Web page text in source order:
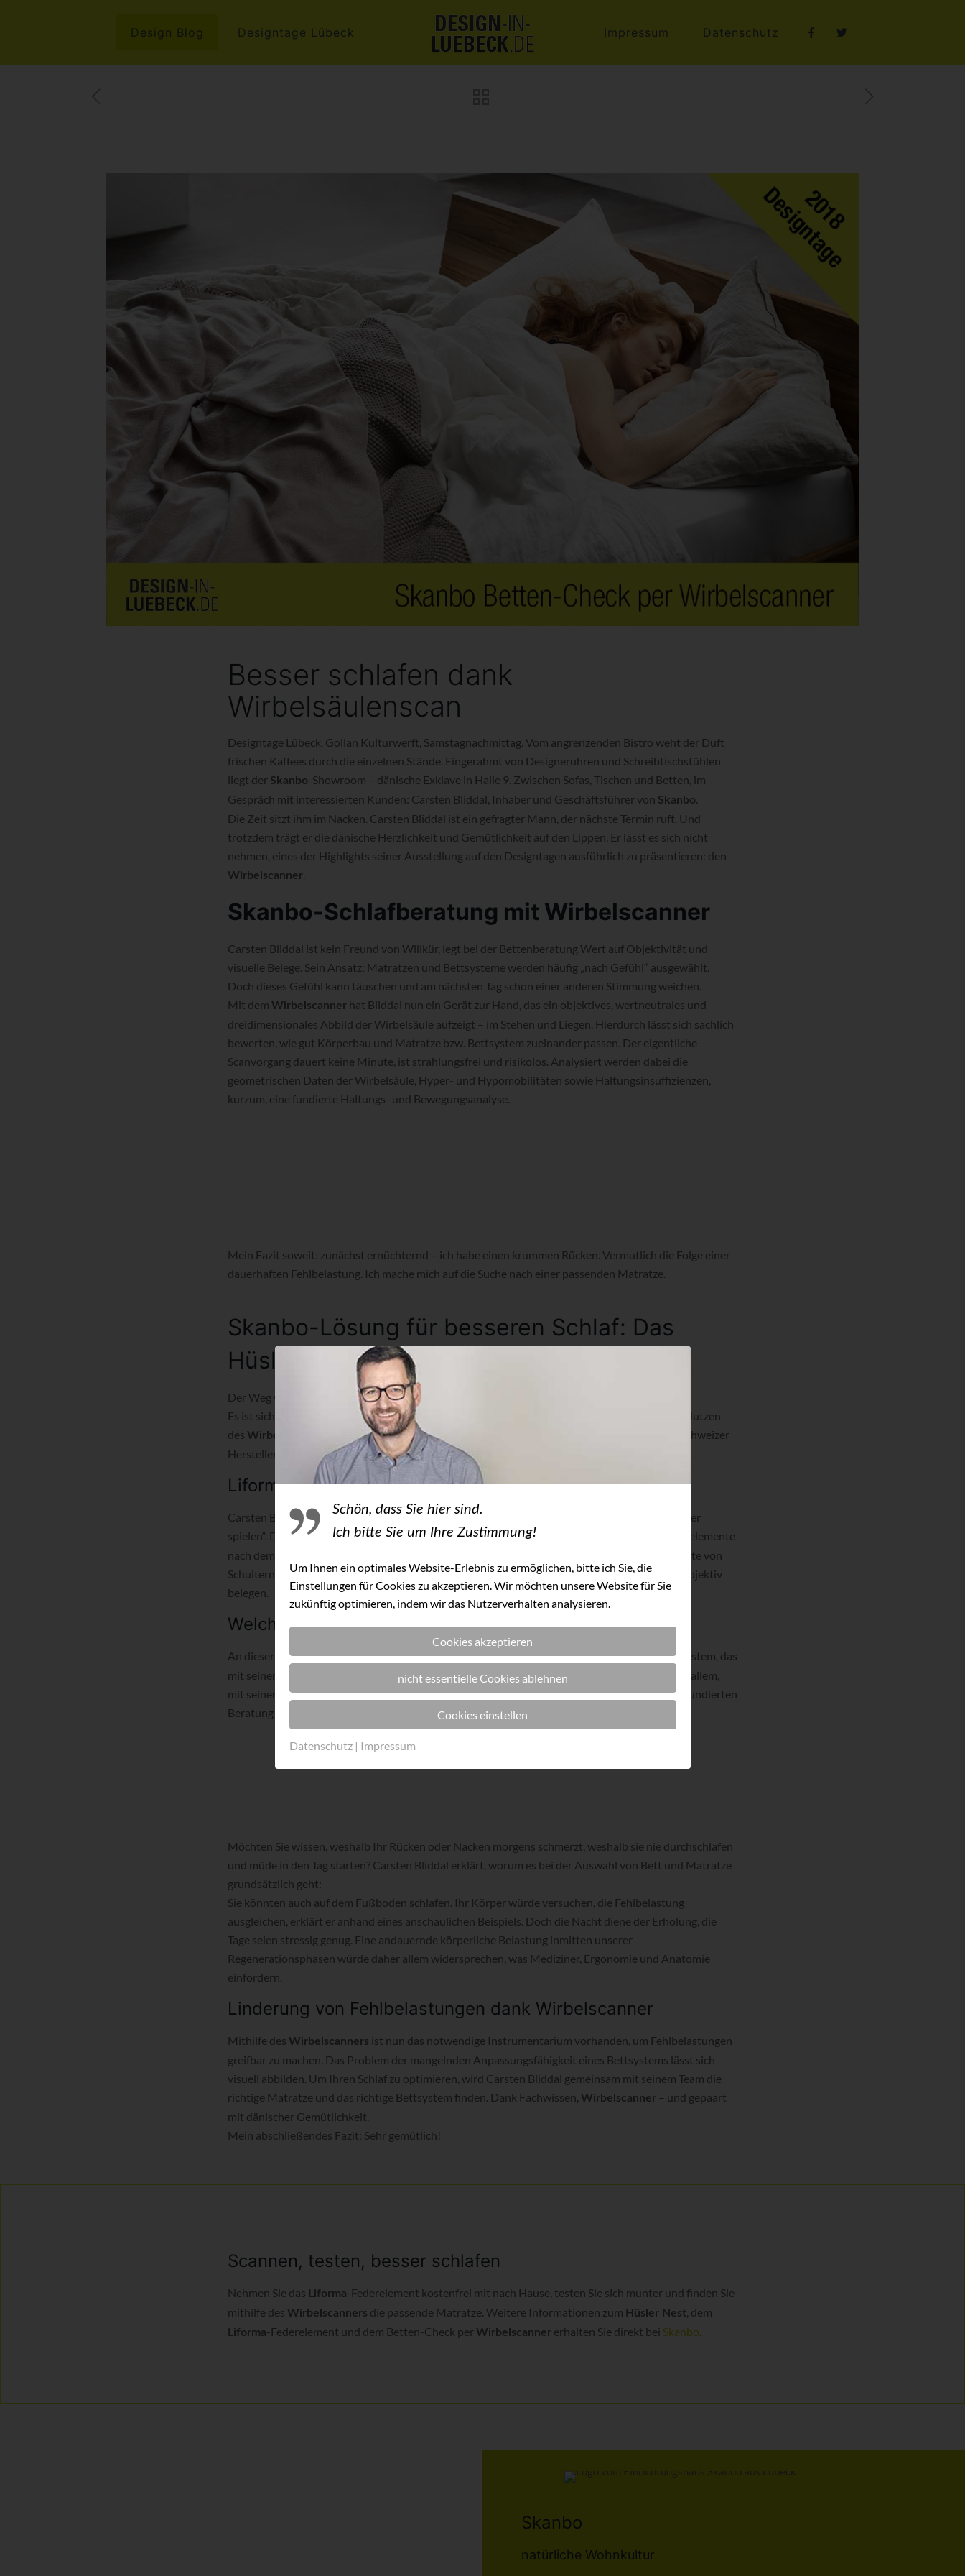
Design Blog Designtage Lübeck Impressum Datenschutz
Besser schlafen dank
Wirbelsäulenscan
Designtage Lübeck, Gollan Kulturwerft, Samstagnachmittag. Vom angrenzenden Bistro weht der Duft
frischen Kaffees durch die einzelnen Stände. Eingerahmt von Designeruhren und Schreibtischstühlen
liegt der Skanbo-Showroom – dänische Exklave in Halle 9. Zwischen Sofas, Tischen und Betten, im
Gespräch mit interessierten Kunden: Carsten Bliddal, Inhaber und Geschäftsführer von Skanbo.
Die Zeit sitzt ihm im Nacken. Carsten Bliddal ist ein gefragter Mann, der nächste Termin ruft. Und
trotzdem trägt er die dänische Herzlichkeit und Gemütlichkeit auf den Lippen. Er lässt es sich nicht
nehmen, eines der Highlights seiner Ausstellung auf den Designtagen ausführlich zu präsentieren: den
Wirbelscanner.
Skanbo-Schlafberatung mit Wirbelscanner
Carsten Bliddal ist kein Freund von Willkür, legt bei der Bettenberatung Wert auf Objektivität und
visuelle Belege. Sein Ansatz: Matratzen und Bettsysteme werden häufig „nach Gefühl“ ausgewählt.
Doch dieses Gefühl kann täuschen und am nächsten Tag schon einer anderen Stimmung weichen.
Mit dem Wirbelscannerhat Bliddal nun ein Gerät zur Hand, das ein objektives, wertneutrales und
dreidimensionales Abbild der Wirbelsäule aufzeigt – im Stehen und Liegen. Hierdurch lässt sich sachlich
bewerten, wie gut Körperbau und Matratze bzw. Bettsystem zueinander passen. Der eigentliche
Scanvorgang dauert keine Minute, ist strahlungsfrei und risikolos. Analysiert werden dabei die
geometrischen Daten der Wirbelsäule, Hyper- und Hypomobilitäten sowie Haltungsinsuffizienzen,
kurzum, eine fundierte Haltungs- und Bewegungsanalyse.
Mein Fazit soweit: zunächst ernüchternd – ich habe einen krummen Rücken. Vermutlich die Folge einer
dauerhaften Fehlbelastung. Ich mache mich auf die Suche nach einer passenden Matratze.
Skanbo-Lösung für besseren Schlaf: Das
Hüsler Nest
Der Weg war nicht weit, ich lag bereits drauf. Ernüchterung folgt Zuversicht.
Es ist sicherlich nicht das einzige überzeugende Bettsystem, aber doch eines, auf dem sich der Nutzen
des Wirbelscanners besonders gut verdeutlichen lässt: Das
vom gleichnamigen Schweizer
Hersteller.
Liforma-Federelemente – komfortabler als ein Lattenrost
Carsten Bliddal lässt seine Hände über die Federelemente des Bettes gleiten, er nennt es „Klavier
spielen“. Dass seine Finger virtuos über die Klaviatur gleiten merke ich, als er die
-Federelemente
nach dem Scanvorgang im Handumdrehen an meine Bedürfnisse – Proportionen, Gewicht, Breite von
Schultern und Becken – anpasst. Und es passt richtig. Ein erneuter Scan würde das zweifellos objektiv
belegen.
Welche ist die richtige Matratze für mich?
An dieser Stelle bleibt gerade genug Raum, um neugierig zu machen auf dasHüsler NestBettsystem, das
mit seinem modularen Aufbau, seiner Detailverliebtheit, der Material-Philosophie und, alles in allem,
mit seiner hohen Qualität überzeugt. Wenn auch Sie auf der Suche nach Antworten und einer fundierten
Beratung sind, führt kein Weg an einem Besuch bei Skanboim Lübecker Gleisdreieck vorbei.
Möchten Sie wissen, weshalb Ihr Rücken oder Nacken morgens schmerzt, weshalb sie nie durchschlafen
und müde in den Tag starten? Carsten Bliddal erklärt, worum es bei der Auswahl von Bett und Matratze
grundsätzlich geht:
Sie könnten auch auf dem Fußboden schlafen. Ihr Körper würde versuchen, die Fehlbelastung
ausgleichen, erklärt er anhand eines anschaulichen Beispiels. Doch die Nacht diene der Erholung, die
Tage seien stressig genug. Eine andauernde körperliche Belastung inmitten unserer
Regenerationsphasen würde daher allem widersprechen, was Mediziner, Ergonomie und Anatomie
einfordern.
Linderung von Fehlbelastungen dank Wirbelscanner
Mithilfe des Wirbelscanners ist nun das notwendige Instrumentarium vorhanden, um Fehlbelastungen
greifbar zu machen. Das Problem der mangelnden Anpassungsfähigkeit eines Bettsystems lässt sich
visuell abbilden. Um Ihren Schlaf zu optimieren, wird Carsten Bliddal gemeinsam mit seinem Team die
richtige Matratze und das richtige Bettsystem finden. Dank Fachwissen, Wirbelscanner– und gepaart
mit dänischer Gemütlichkeit.
Mein abschließendes Fazit: Sehr gemütlich!
Scannen, testen, besser schlafen
Nehmen Sie das Liforma-Federelement kostenfrei mit nach Hause, testen Sie sich munter und finden Sie
mithilfe des Wirbelscanners die passende Matratze. Weitere Informationen zum Hüsler Nest, dem
Liforma-Federelement und dem Betten-Check per Wirbelscannererhalten Sie direkt bei Skanbo.
Skanbo
natürliche Wohnkultur
Schön, dass Sie hier sind.
Ich bitte Sie um Ihre Zustimmung!
Um Ihnen ein optimales Website-Erlebnis zu ermöglichen, bitte ich Sie, die
Einstellungen für Cookies zu akzeptieren. Wir möchten unsere Website für Sie
zukünftig optimieren, indem wir das Nutzerverhalten analysieren.
Cookies akzeptieren
nicht essentielle Cookies ablehnen
Cookies einstellen
Datenschutz| Impressum